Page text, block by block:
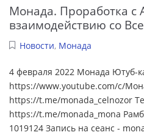
Монада. Проработка с
взаимодействию со
Новости, Монада
4 февраля 2022 Монада Ютуб-
https://www.youtube.com/c/
https://t.me/monada_celnozor
https://t.me/monada_mona
1019124 Запись на сеанс -